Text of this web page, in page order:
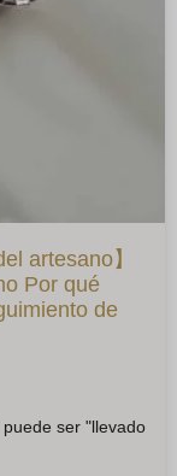
artesano】
Por qué
de
ser "llevado